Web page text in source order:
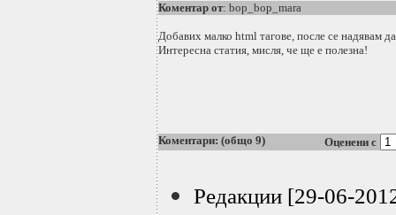
Коментар от: bop_bop_mara
Добавих малко html тагове, после се надявам
Интересна статия, мисля, че ще е полезна!
Коментари: (общо 9) Оценени с
Редакции [29-06-